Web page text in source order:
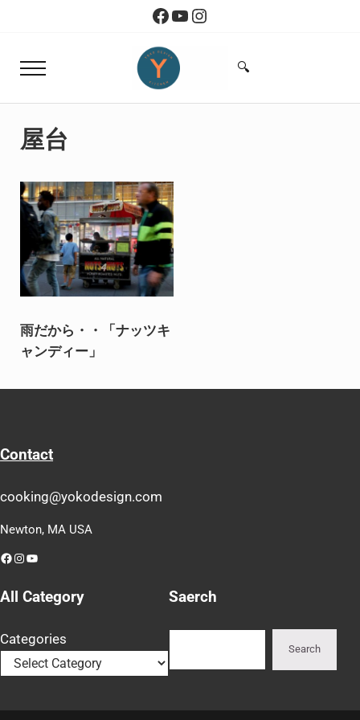
Skip to header right navigationFacebook
YouTube
Instagram
Menu
Yoko Design Kitchen
Search...
🔍
屋台
雨だから・・「ナッツキ
ャンディー」
Contact
cooking@yokodesign.com
Newton, MA USA
Facebook
Instagram
YouTube
All Category
Categories
Saerch
Search